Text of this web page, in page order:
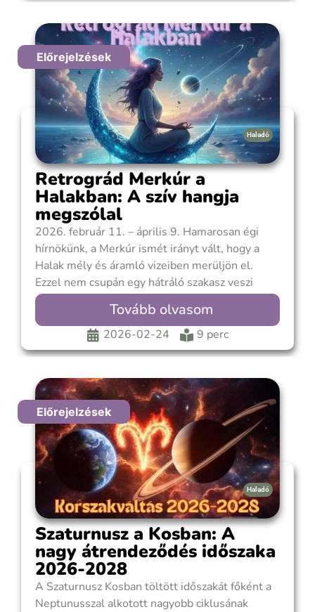
Előrejelzések
Haladó
Retrográd Merkúr a
Halakban: A szív hangja
megszólal
2026. február 11. – április 9. Hamarosan égi
hírnökünk, a Merkúr ismét irányt vált, hogy a
Halak mély és áramló vizeiben merüljön el.
Ezzel nem csupán egy hátráló szakasz veszi
kezdetét, hanem egy kétéves ciklus nyitánya is,
ugyanis a Merkúr mostantól a Víz jegyekben
végzi tisztító munkáját. Készüljünk fel, mert
Tovább olvasom
2026-02-24 9 perc
Előrejelzések
Haladó
Szaturnusz a Kosban: A
nagy átrendeződés időszaka
2026-2028
A Szaturnusz Kosban töltött időszakát főként a
Neptunusszal alkotott nagyobb ciklusának